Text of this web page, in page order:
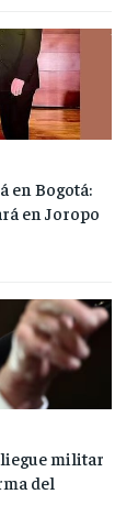
en Bogotá:
en Joropo
militar
del